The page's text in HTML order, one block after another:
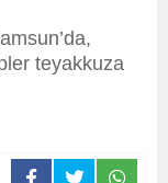
teyakkuza